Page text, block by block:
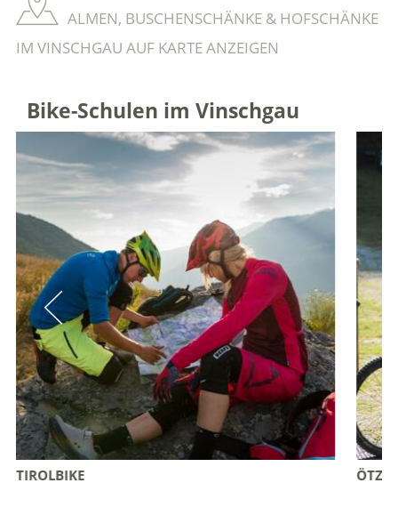
ALMEN, BUSCHENSCHÄNKE & HOFSCHÄNKE
IM VINSCHGAU AUF KARTE ANZEIGEN
Bike-Schulen im Vinschgau